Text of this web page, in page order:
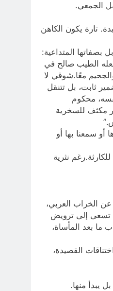
الجمعي.
تارة يكون الكاهن
بصفاتها المتداعية:
الطيب صالح في
معًا.شوقي لا
ثابت، بل تتنقل
محكوم
مكثف للسخرية
أو سمعنا بها أو
نثرية
الخراب العربي،
تسعى إلى ترويض
ما بعد المأساة،
القصيدة،
يبدأ منها.